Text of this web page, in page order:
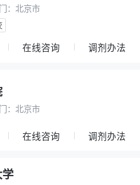
： 北京市
在线咨询 调剂办法
： 北京市
在线咨询 调剂办法